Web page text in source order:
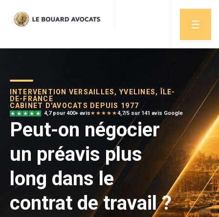
INTERVENTION VERSAILLES, YVELINES, ÎLE-
DE-FRANCE
CABINET D'AVOCATS DEPUIS 1977
4,7 pour 400+ avis★★★★★4,7/5 sur 141 avis Google
Peut-on négocier
un préavis plus
long dans le
contrat de travail ?